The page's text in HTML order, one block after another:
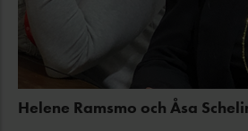
Helene Ramsmo och Åsa